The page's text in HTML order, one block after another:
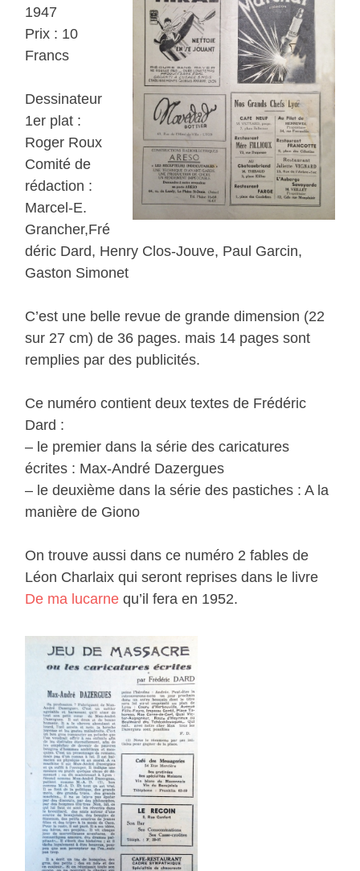
1947
Prix : 10
Francs
Dessinateur
1er plat :
Roger Roux
Comité de
rédaction :
Marcel-E.
Grancher,Fré
déric Dard, Henry Clos-Jouve, Paul Garcin,
Gaston Simonet
C’est une belle revue de grande dimension (22
sur 27 cm) de 36 pages. mais 14 pages sont
remplies par des publicités.
Ce numéro contient deux textes de Frédéric
Dard :
– le premier dans la série des caricatures
écrites : Max-André Dazergues
– le deuxième dans la série des pastiches : A la
manière de Giono
On trouve aussi dans ce numéro 2 fables de
Léon Charlaix qui seront reprises dans le livre
De ma lucarnequ’il fera en 1952.